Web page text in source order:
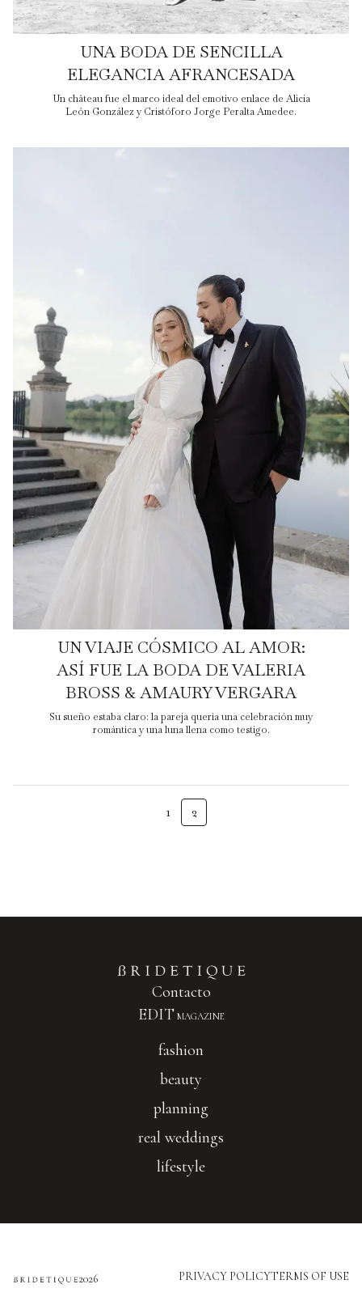
UNA BODA DE SENCILLA
ELEGANCIA AFRANCESADA
Un château fue el marco ideal del emotivo enlace de Alicia
León González y Cristóforo Jorge Peralta Amedee.
UN VIAJE CÓSMICO AL AMOR:
ASÍ FUE LA BODA DE VALERIA
BROSS & AMAURY VERGARA
Su sueño estaba claro: la pareja quería una celebración muy
romántica y una luna llena como testigo.
1 2
EDIT MAGAZINE
fashion
beauty
planning
real weddings
lifestyle
Contacto
2026 PRIVACY POLICYTERMS OF USE